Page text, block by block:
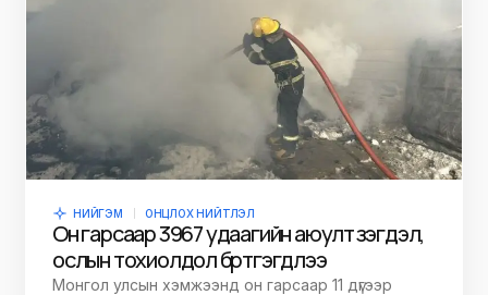
НИЙГЭМ ОНЦЛОХ НИЙТЛЭЛ
Он гарсаар 3967 удаагийн аюулт үзэгдэл,
ослын тохиолдол бүртгэгдлээ
Монгол улсын хэмжээнд он гарсаар 11 дүгээр